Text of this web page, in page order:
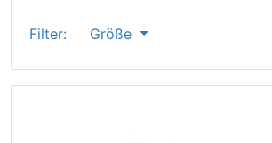
Filter: Größe